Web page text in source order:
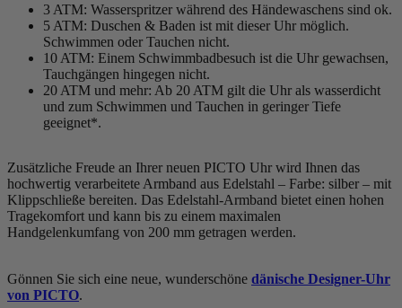
3 ATM: Wasserspritzer während des Händewaschens sind ok.
5 ATM: Duschen & Baden ist mit dieser Uhr möglich.
Schwimmen oder Tauchen nicht.
10 ATM: Einem Schwimmbadbesuch ist die Uhr gewachsen,
Tauchgängen hingegen nicht.
20 ATM und mehr: Ab 20 ATM gilt die Uhr als wasserdicht
und zum Schwimmen und Tauchen in geringer Tiefe
geeignet*.
Zusätzliche Freude an Ihrer neuen PICTO Uhr wird Ihnen das
hochwertig verarbeitete Armband aus Edelstahl – Farbe: silber – mit
Klippschließe bereiten. Das Edelstahl-Armband bietet einen hohen
Tragekomfort und kann bis zu einem maximalen
Handgelenkumfang von 200 mm getragen werden.
Gönnen Sie sich eine neue, wunderschöne dänische Designer-Uhr
von PICTO.